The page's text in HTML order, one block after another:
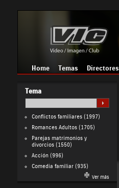
Home Temas Directores
Tema
Conflictos familiares(1997)
Romances Adultos(1705)
Parejas matrimonios y
divorcios(1550)
Acción(996)
Comedia familiar(935)
Ver más